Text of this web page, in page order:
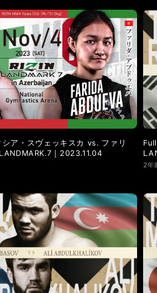
ア・スヴェッキスカ vs. ファリ
｜2023.11.04
2年